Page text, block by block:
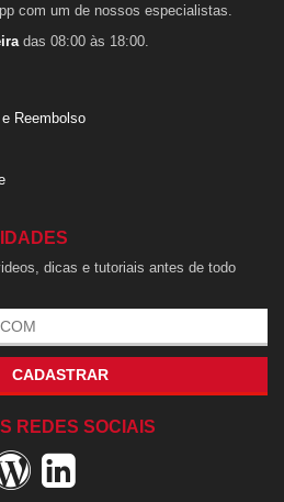
com um de nossos especialistas.
das 08:00 às 18:00.
Reembolso
dicas e tutoriais antes de todo
CADASTRAR
REDES SOCIAIS